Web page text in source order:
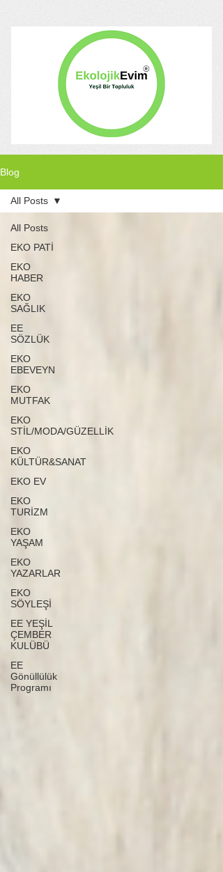
Blog
All Posts
EKO PATİ
EKO
HABER
EKO
SAĞLIK
EE
SÖZLÜK
EKO
EBEVEYN
EKO
MUTFAK
EKO
STİL/MODA/GÜZELLİK
EKO
KÜLTÜR&SANAT
EKO EV
EKO
TURİZM
EKO
YAŞAM
EKO
YAZARLAR
EKO
SÖYLEŞİ
EE YEŞİL
ÇEMBER
KULÜBÜ
EE
Gönüllülük
Programı
All Posts